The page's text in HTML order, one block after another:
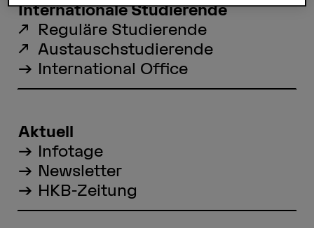
Internationale Studierende
Reguläre Studierende
Austauschstudierende
International Office
Aktuell
Infotage
Newsletter
HKB-Zeitung